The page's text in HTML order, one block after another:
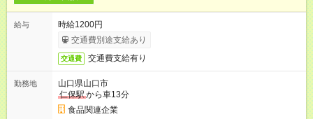
給与
時給1200円
交通費別途支給あり
交通費 交通費支給有り
勤務地
山口県山口市
仁保駅から車13分
食品関連企業